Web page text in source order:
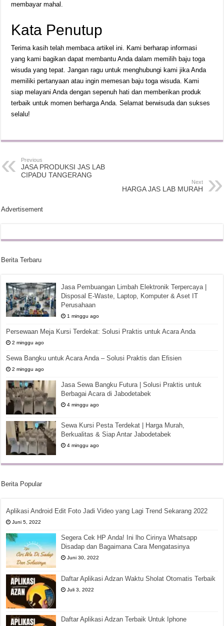
membayar mahal.
Kata Penutup
Terima kasih telah membaca artikel ini. Kami berharap informasi
yang kami bagikan dapat membantu Anda dalam memilih baju toga
wisuda yang tepat. Jangan ragu untuk menghubungi kami jika Anda
memiliki pertanyaan atau ingin memesan baju toga wisuda. Kami
siap melayani Anda dengan sepenuh hati dan memberikan produk
terbaik untuk momen berharga Anda. Selamat berwisuda dan sukses
selalu!
Previous
JASA PRODUKSI JAS LAB
CIPADU TANGERANG
Next
HARGA JAS LAB MURAH
Advertisement
Berita Terbaru
Jasa Pembuangan Limbah Elektronik Terpercaya |
Disposal E-Waste, Laptop, Komputer & Aset IT
Perusahaan
1 minggu ago
Persewaan Meja Kursi Terdekat: Solusi Praktis untuk Acara Anda
2 minggu ago
Sewa Bangku untuk Acara Anda – Solusi Praktis dan Efisien
2 minggu ago
Jasa Sewa Bangku Futura | Solusi Praktis untuk
Berbagai Acara di Jabodetabek
4 minggu ago
Sewa Kursi Pesta Terdekat | Harga Murah,
Berkualitas & Siap Antar Jabodetabek
4 minggu ago
Berita Popular
Aplikasi Android Edit Foto Jadi Video yang Lagi Trend Sekarang 2022
Juni 5, 2022
Segera Cek HP Anda! Ini lho Cirinya Whatsapp
Disadap dan Bagaimana Cara Mengatasinya
Juni 30, 2022
Daftar Aplikasi Adzan Waktu Sholat Otomatis Terbaik
Juli 3, 2022
Daftar Aplikasi Adzan Terbaik Untuk Iphone